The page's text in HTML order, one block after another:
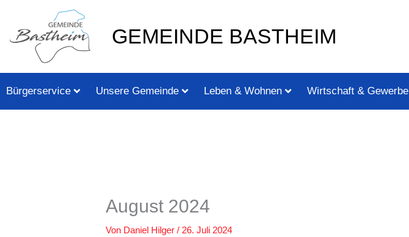
springen
GEMEINDE BASTHEIM
Bürgerservice Unsere Gemeinde Leben & Wohnen Wirtschaft & Gewerbe
August 2024
Von Daniel Hilger/26. Juli 2024